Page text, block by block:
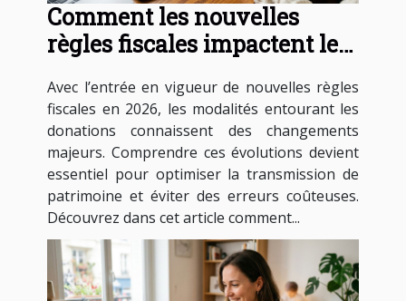
Comment les nouvelles
règles fiscales impactent les
Avec l’entrée en vigueur de nouvelles règles
fiscales en 2026, les modalités entourant les
donations connaissent des changements
majeurs. Comprendre ces évolutions devient
essentiel pour optimiser la transmission de
patrimoine et éviter des erreurs coûteuses.
Découvrez dans cet article comment...